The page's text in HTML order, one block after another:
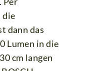
die
dann das
Lumen in die
cm langen